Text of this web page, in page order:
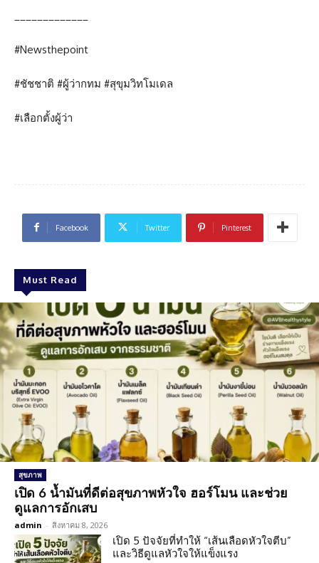
#Newsthepoint
#ชัชชาติ #ผู้ว่ากทม #สุขุมวิทโมเดล
#เลือกตั้งผู้ว่า
Facebook Twitter Pinterest
Must Read
สุขภาพ
เปิด 6 น้ำมันที่ดีต่อสุขภาพหัวใจ ฮอร์โมน และช่วย
ดูแลการอักเสบ
admin - สิงหาคม 8, 2026
เปิด 5 ปัจจัยที่ทำให้ “เส้นเลือดหัวใจตีบ”
และวิธีดูแลหัวใจให้แข็งแรง